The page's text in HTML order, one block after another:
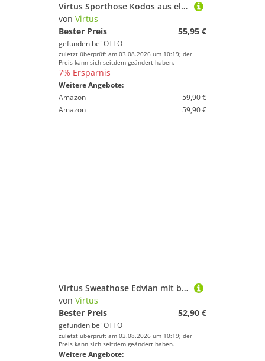
Virtus Sporthose Kodos aus elastischem 4-Wege-Stretch
von Virtus
Bester Preis
55,95 €
gefunden bei OTTO
zuletzt überprüft am 03.08.2026 um 10:19; der
Preis kann sich seitdem geändert haben.
7% Ersparnis
Weitere Angebote:
Amazon
59,90 €
Amazon
59,90 €
Virtus Sweathose Edvian mit bequemem Dehnbund
von Virtus
Bester Preis
52,90 €
gefunden bei OTTO
zuletzt überprüft am 03.08.2026 um 10:19; der
Preis kann sich seitdem geändert haben.
Weitere Angebote: